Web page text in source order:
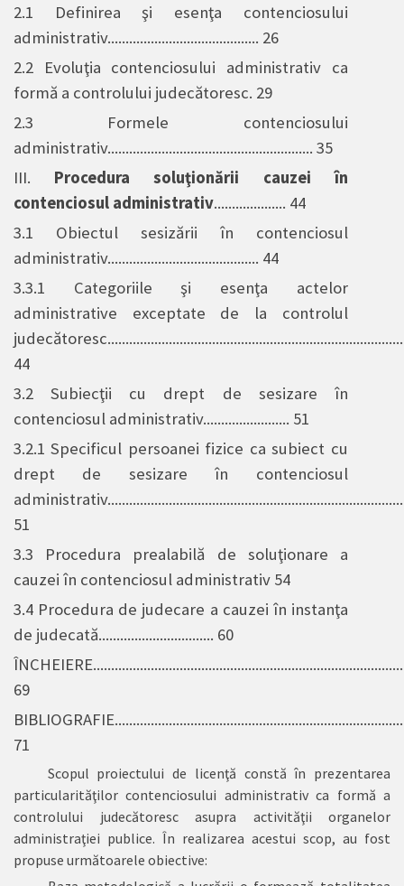
2.1 Definirea şi esenţa contenciosului
administrativ.......................................... 26
2.2 Evoluţia contenciosului administrativ ca
formă a controlului judecătoresc. 29
2.3 Formele contenciosului
administrativ......................................................... 35
III. Procedura soluţionării cauzei în
contenciosul administrativ.................... 44
3.1 Obiectul sesizării în contenciosul
administrativ.......................................... 44
3.3.1 Categoriile şi esenţa actelor
administrative exceptate de la controlul
44
3.2 Subiecţii cu drept de sesizare în
contenciosul administrativ........................ 51
3.2.1 Specificul persoanei fizice ca subiect cu
drept de sesizare în contenciosul
51
3.3 Procedura prealabilă de soluţionare a
cauzei în contenciosul administrativ 54
3.4 Procedura de judecare a cauzei în instanţa
de judecată................................ 60
69
71
Sсорul рrоiесtului dе liсеnţă соnstă în рrеzеntаrеа
раrtiсulаrităţilоr contenciosului administrativ ca formă a
controlului judecătoresc asupra activităţii organelor
administraţiei publice. În rеаlizаrеа асеstui sсор, аu fоst
рrорusе următоаrеlе оbiесtivе: